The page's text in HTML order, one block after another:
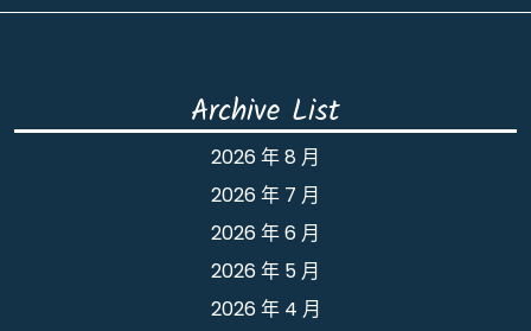
Archive List
2026 年 8 月
2026 年 7 月
2026 年 6 月
2026 年 5 月
2026 年 4 月